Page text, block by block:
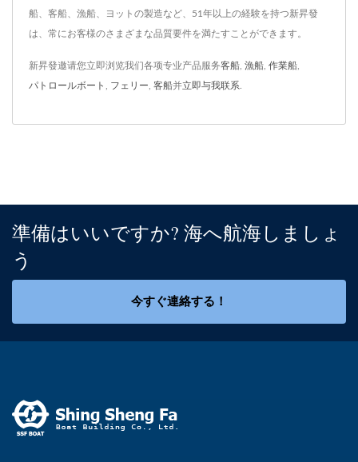
船、客船、漁船、ヨットの製造など、51年以上の経験を持つ新昇發
は、常にお客様のさまざまな品質要件を満たすことができます。
新昇發邀请您立即浏览我们各项专业产品服务客船, 漁船, 作業船,
パトロールボート , フェリー, 客船并立即与我联系.
準備はいいですか? 海へ航海しましょ
う
今すぐ連絡する！